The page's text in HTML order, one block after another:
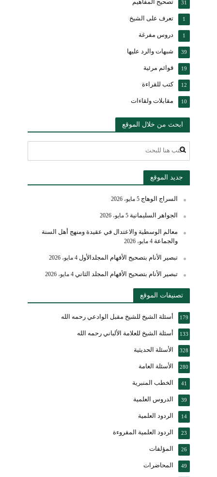
تصحيح المفاهيم 31
تعرف على الشيخ 1
دروس مفرغة 1
شبهات والرد عليها 39
قوائم مرئية 19
كتب للقراءة 12
مقابلات ولقاءات 10
ابحث من خلال الموقع
جديد الموقع
السراج الوهاج 5 مايو، 2026
الجواهر السليمانية 5 مايو، 2026
معالم الوسطية والاعتدال في عقيدة ومنهج أهل السنة
والجماعة 4 مايو، 2026
تبصير الأنام بتصحيح الأفهام المجلدالأول 4 مايو، 2026
تبصير الأنام بتصحيح الأفهام المجلد الثاني 4 مايو، 2026
تصنيفات الموقع
أسئلة الشيخ للشيخ مقبل الوادعي رحمه الله 179
أسئلة الشيخ للعلامة الألباني رحمه الله 133
الأسئلة الحديثية 328
الأسئلة العامة 280
الخطب المنبرية 41
الدروس العلمية 39
الردود العلمية 14
الردود العلمية المقروءة 23
المؤلفات 26
المحاضرات 49